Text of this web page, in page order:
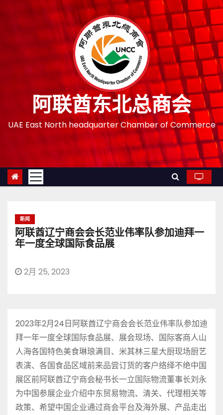
阿联酋东北总商会
UAE East North headquarter Chamber of Commerce
新闻
阿联酋辽宁商会会长范业伟率队参加迪拜一
年一度全球国际食品展
2月 25, 2023
2023年2月24日阿联酋辽宁商会会长范业伟率队参加迪
拜一年一度全球国际食品展、展会现场、国际客商人山
人海各国特色美食琳琅满目、米其林三星大厨现场厨艺
表演、各国食品区域前来品尝订货的客户络绎不绝中国
展区前阿联酋辽宁商会秘书长一立国际物流董事长刘永
为中国参展企业介绍中东贸易物流、清关、代理相关等
政策、希望中国企业通过商会平台及海外展、产品走出